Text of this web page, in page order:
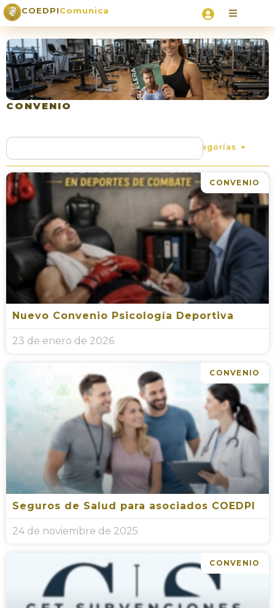
COEDPIComunica
CONVENIO
Categorías
CONVENIO
Nuevo Convenio Psicología Deportiva
23 de enero de 2026
CONVENIO
Seguros de Salud para asociados COEDPI
24 de noviembre de 2025
CONVENIO